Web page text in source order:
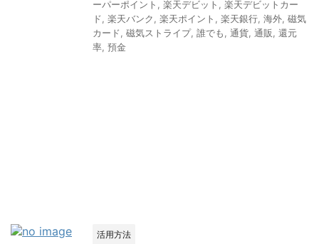
ーパーポイント
楽天デビット
楽天デビットカー
ド 楽天バンク 楽天ポイント 楽天銀行 海外 磁気
カード 磁気ストライプ, 誰でも 通貨 通販
還元
率 預金
活用方法